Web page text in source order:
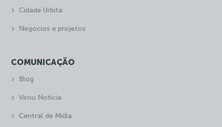
Cidade Urbitá
Negócios e projetos
COMUNICAÇÃO
Blog
Virou Notícia
Central de Mídia